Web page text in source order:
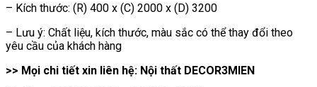
– Kích thước: (R) 400 x (C) 2000 x (D) 3200
– Lưu ý: Chất liệu, kích thước, màu sắc có thể thay đổi theo
yêu cầu của khách hàng
>> Mọi chi tiết xin liên hệ: Nội thất DECOR3MIEN